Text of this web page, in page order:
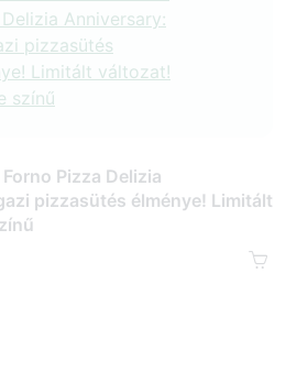
Pizza Delizia
pizzasütés élménye! Limitált